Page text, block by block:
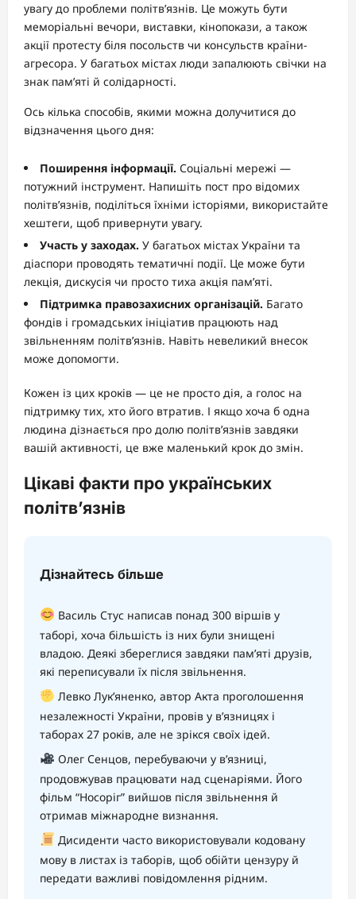
увагу до проблеми політв’язнів. Це можуть бути
меморіальні вечори, виставки, кінопокази, а також
акції протесту біля посольств чи консульств країни-
агресора. У багатьох містах люди запалюють свічки на
знак пам’яті й солідарності.
Ось кілька способів, якими можна долучитися до
відзначення цього дня:
Поширення інформації. Соціальні мережі —
потужний інструмент. Напишіть пост про відомих
політв’язнів, поділіться їхніми історіями, використайте
хештеги, щоб привернути увагу.
Участь у заходах. У багатьох містах України та
діаспори проводять тематичні події. Це може бути
лекція, дискусія чи просто тиха акція пам’яті.
Підтримка правозахисних організацій. Багато
фондів і громадських ініціатив працюють над
звільненням політв’язнів. Навіть невеликий внесок
може допомогти.
Кожен із цих кроків — це не просто дія, а голос на
підтримку тих, хто його втратив. І якщо хоча б одна
людина дізнається про долю політв’язнів завдяки
вашій активності, це вже маленький крок до змін.
Цікаві факти про українських
політв’язнів
Дізнайтесь більше
Василь Стус написав понад 300 віршів у
таборі, хоча більшість із них були знищені
владою. Деякі збереглися завдяки пам’яті друзів,
які переписували їх після звільнення.
Левко Лук’яненко, автор Акта проголошення
незалежності України, провів у в’язницях і
таборах 27 років, але не зрікся своїх ідей.
Олег Сенцов, перебуваючи у в’язниці,
продовжував працювати над сценаріями. Його
фільм “Носоріг” вийшов після звільнення й
отримав міжнародне визнання.
Дисиденти часто використовували кодовану
мову в листах із таборів, щоб обійти цензуру й
передати важливі повідомлення рідним.